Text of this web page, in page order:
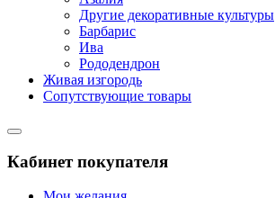
Другие декоративные культуры
Барбарис
Ива
Рододендрон
Живая изгородь
Сопутствующие товары
Кабинет покупателя